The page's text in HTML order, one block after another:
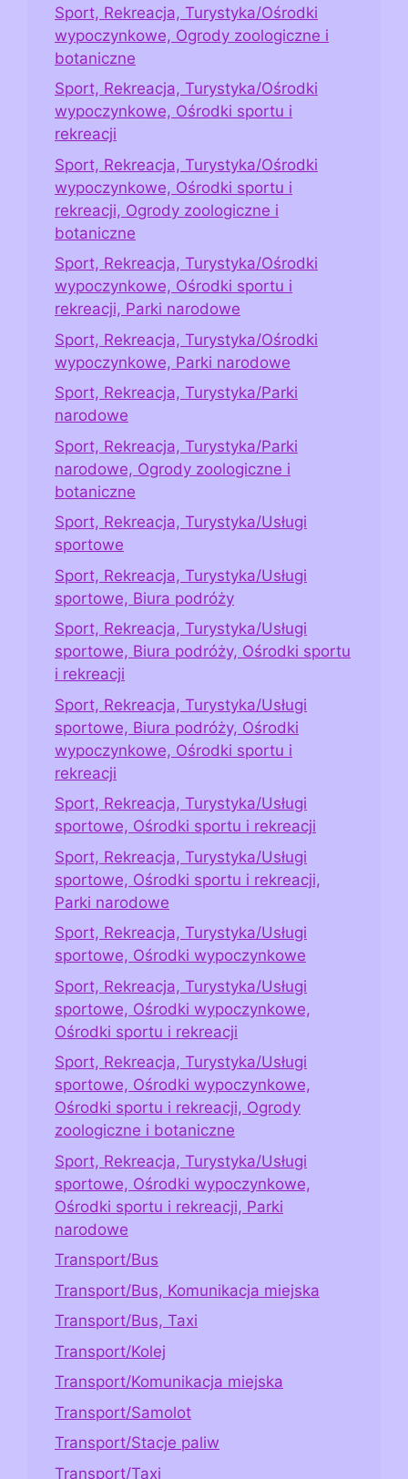
Sport, Rekreacja, Turystyka/Ośrodki
wypoczynkowe, Ogrody zoologiczne i
botaniczne
Sport, Rekreacja, Turystyka/Ośrodki
wypoczynkowe, Ośrodki sportu i
rekreacji
Sport, Rekreacja, Turystyka/Ośrodki
wypoczynkowe, Ośrodki sportu i
rekreacji, Ogrody zoologiczne i
botaniczne
Sport, Rekreacja, Turystyka/Ośrodki
wypoczynkowe, Ośrodki sportu i
rekreacji, Parki narodowe
Sport, Rekreacja, Turystyka/Ośrodki
wypoczynkowe, Parki narodowe
Sport, Rekreacja, Turystyka/Parki
narodowe
Sport, Rekreacja, Turystyka/Parki
narodowe, Ogrody zoologiczne i
botaniczne
Sport, Rekreacja, Turystyka/Usługi
sportowe
Sport, Rekreacja, Turystyka/Usługi
sportowe, Biura podróży
Sport, Rekreacja, Turystyka/Usługi
sportowe, Biura podróży, Ośrodki sportu
i rekreacji
Sport, Rekreacja, Turystyka/Usługi
sportowe, Biura podróży, Ośrodki
wypoczynkowe, Ośrodki sportu i
rekreacji
Sport, Rekreacja, Turystyka/Usługi
sportowe, Ośrodki sportu i rekreacji
Sport, Rekreacja, Turystyka/Usługi
sportowe, Ośrodki sportu i rekreacji,
Parki narodowe
Sport, Rekreacja, Turystyka/Usługi
sportowe, Ośrodki wypoczynkowe
Sport, Rekreacja, Turystyka/Usługi
sportowe, Ośrodki wypoczynkowe,
Ośrodki sportu i rekreacji
Sport, Rekreacja, Turystyka/Usługi
sportowe, Ośrodki wypoczynkowe,
Ośrodki sportu i rekreacji, Ogrody
zoologiczne i botaniczne
Sport, Rekreacja, Turystyka/Usługi
sportowe, Ośrodki wypoczynkowe,
Ośrodki sportu i rekreacji, Parki
narodowe
Transport/Bus
Transport/Bus, Komunikacja miejska
Transport/Bus, Taxi
Transport/Kolej
Transport/Komunikacja miejska
Transport/Samolot
Transport/Stacje paliw
Transport/Taxi